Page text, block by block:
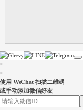
×
×
使用 WeChat 扫描二维碼
或手动添加微信好友